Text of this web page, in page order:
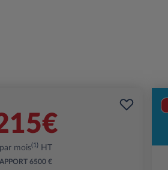
par mois(1)HT
APPORT 6500 €